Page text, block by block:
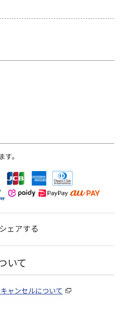
。
シェアする
いて
ャンセルについて